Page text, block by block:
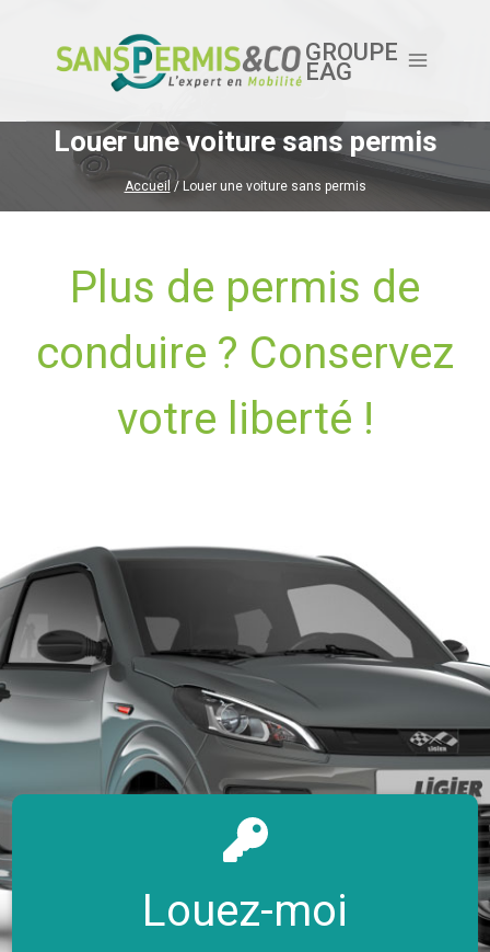
GROUPE
EAG
Louer une voiture sans permis
Accueil / Louer une voiture sans permis
Plus de permis de
conduire ? Conservez
votre liberté !
Louez-moi